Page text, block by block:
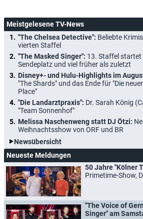
Meistgelesene TV-News
"The Chelsea Detective": Beliebte
vierten Staffel
"The Masked Singer": 13. Staffel
Sendeplatz und viel früher als zuletzt
Disney+- und Hulu-Highlights im
"The Shards" und das Ende für "Die
Place"
"Die Landarztpraxis": Dr. Sarah König
"Team Sonnenhof"
Melissa Naschenweng statt DJ Ötzi:
Weihnachtsshow von ORF und BR
Newsübersicht
Neueste Meldungen
50 Jahre "Kölner
Primetime-Show,
"The Voice of
Singer" am